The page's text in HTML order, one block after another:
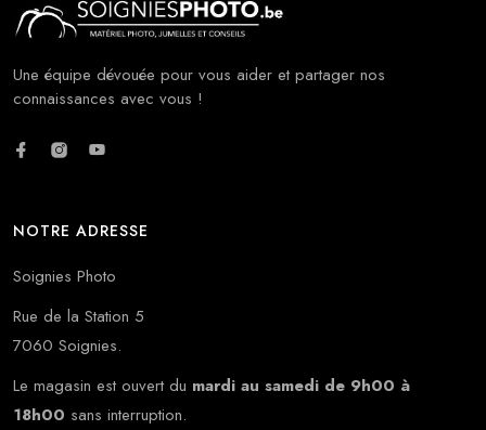
Une équipe dévouée pour vous aider et partager nos
connaissances avec vous !
NOTRE ADRESSE
Soignies Photo
Rue de la Station 5
7060 Soignies.
Le magasin est ouvert du mardi au samedi de 9h00 à
18h00 sans interruption.